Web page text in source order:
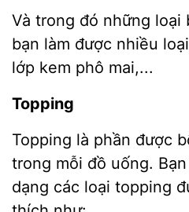
Và trong đó những loại
bạn làm được nhiều
lớp kem phô mai,...
Topping
Topping là phần được
trong mỗi đồ uống.
dạng các loại topping